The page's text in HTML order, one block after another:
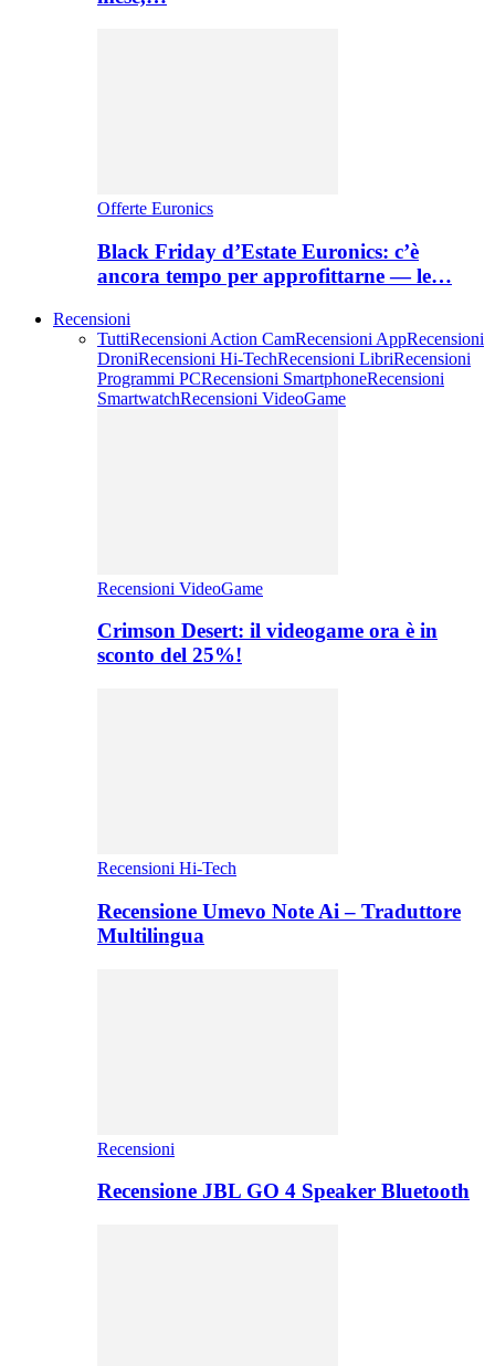
Offerte Euronics
Black Friday d’Estate Euronics: c’è
ancora tempo per approfittarne — le…
Recensioni
TuttiRecensioni Action CamRecensioni AppRecensioni
DroniRecensioni Hi-TechRecensioni LibriRecensioni
Programmi PCRecensioni SmartphoneRecensioni
SmartwatchRecensioni VideoGame
Recensioni VideoGame
Crimson Desert: il videogame ora è in
sconto del 25%!
Recensioni Hi-Tech
Recensione Umevo Note Ai – Traduttore
Multilingua
Recensioni
Recensione JBL GO 4 Speaker Bluetooth